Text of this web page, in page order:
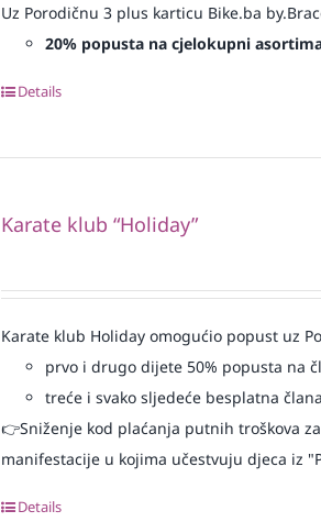
Uz Porodičnu 3 plus karticu Bike.ba
20% popusta na cjelokupni
Details
Karate klub “Holiday”
Karate klub Holiday omogućio popust uz
prvo i drugo dijete 50% popusta na
treće i svako sljedeće besplatna
👉Sniženje kod plaćanja putnih troškova
manifestacije u kojima učestvuju djeca iz
Details